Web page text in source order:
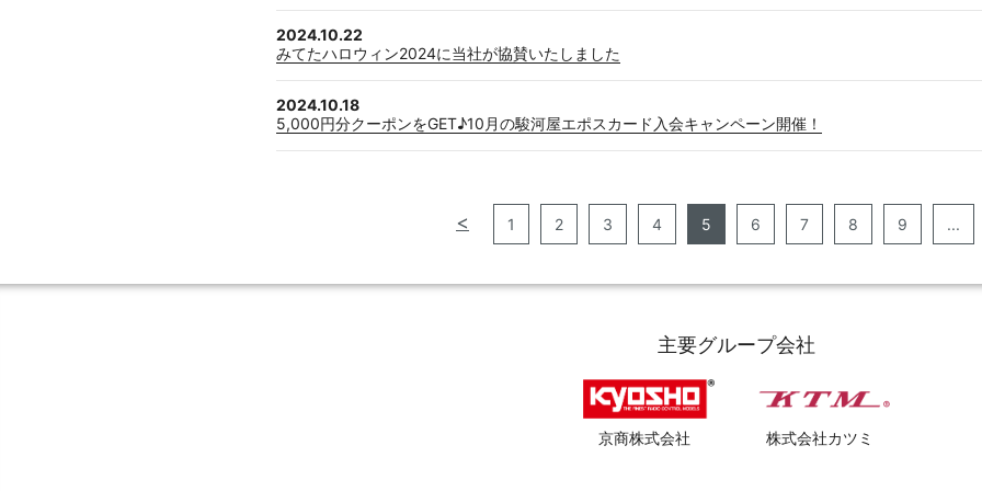
2024.10.22
みてたハロウィン2024に当社が協賛いたしました
2024.10.18
5,000円分クーポンをGET♪10月の駿河屋エポスカード入会キャンペーン開催！
< 1 2 3 4 5 6 7 8 9 ...
主要グループ会社
京商株式会社 株式会社カツミ